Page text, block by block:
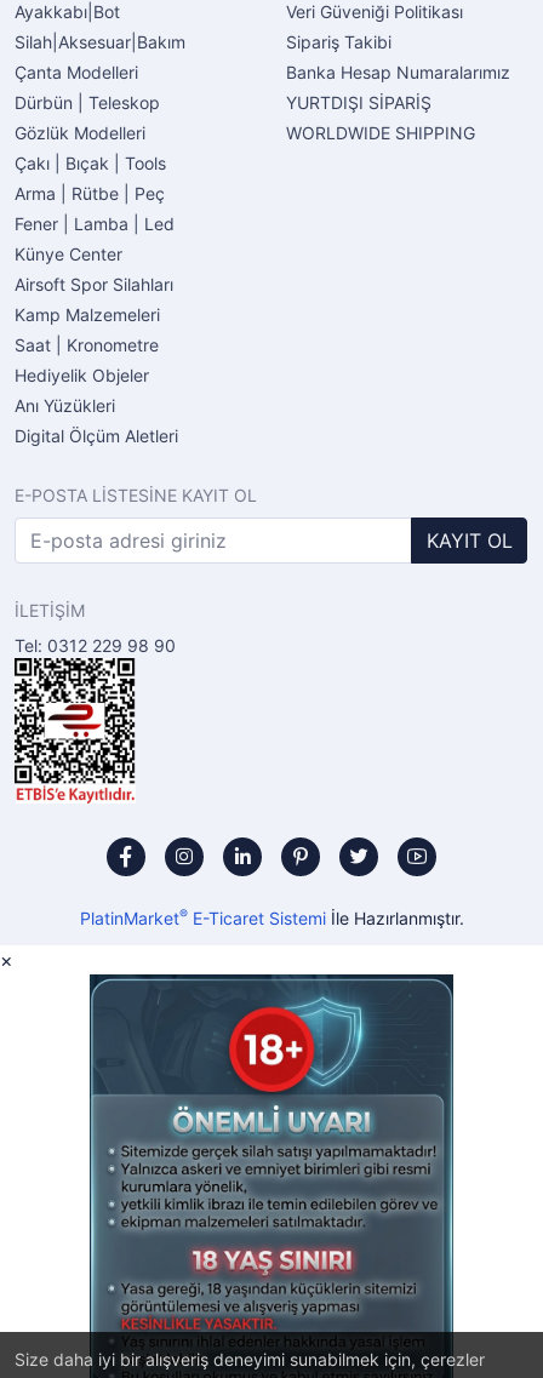
Size daha iyi bir alışveriş deneyimi sunabilmek için, çerezler
Ayakkabı|Bot
Silah|Aksesuar|Bakım
Çanta Modelleri
Dürbün | Teleskop
Gözlük Modelleri
Çakı | Bıçak | Tools
Arma | Rütbe | Peç
Fener | Lamba | Led
Künye Center
Airsoft Spor Silahları
Kamp Malzemeleri
Saat | Kronometre
Hediyelik Objeler
Anı Yüzükleri
Digital Ölçüm Aletleri
Veri Güveniği Politikası
Sipariş Takibi
Banka Hesap Numaralarımız
YURTDIŞI SİPARİŞ
WORLDWIDE SHIPPING
E-POSTA LİSTESİNE KAYIT OL
KAYIT OL
İLETİŞİM
Tel: 0312 229 98 90
PlatinMarket®E-Ticaret Sistemiİle Hazırlanmıştır.
×